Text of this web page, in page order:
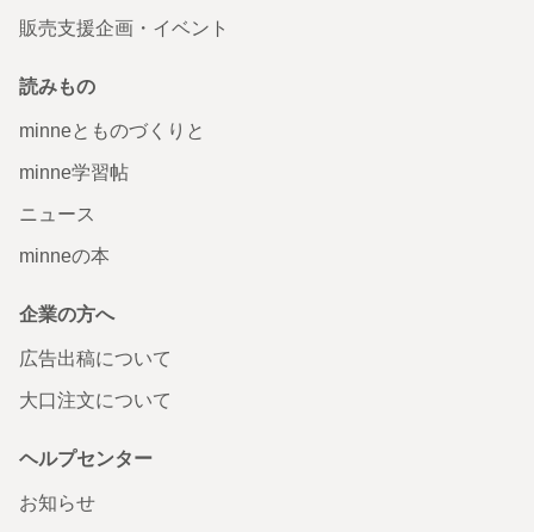
販売支援企画・イベント
読みもの
minneとものづくりと
minne学習帖
ニュース
minneの本
企業の方へ
広告出稿について
大口注文について
ヘルプセンター
お知らせ